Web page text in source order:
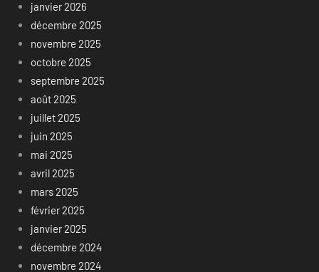
janvier 2026
décembre 2025
novembre 2025
octobre 2025
septembre 2025
août 2025
juillet 2025
juin 2025
mai 2025
avril 2025
mars 2025
février 2025
janvier 2025
décembre 2024
novembre 2024